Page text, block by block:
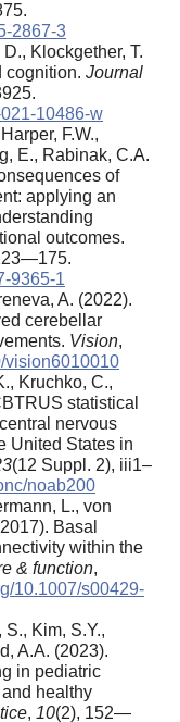
2867-3
Klockgether, T.
cognition. Journal
10486-w
F.W.,
E., Rabinak, C.A.
of
applying an
outcomes.
9365-1
A. (2022).
cerebellar
Vision,
vision6010010
Kruchko, C.,
statistical
nervous
United States in
(12 Suppl. 2), iii1–
noab200
L., von
Basal
within the
& function,
10.1007/s00429-
Kim, S.Y.,
A.A. (2023).
in pediatric
healthy
, 10(2), 152—